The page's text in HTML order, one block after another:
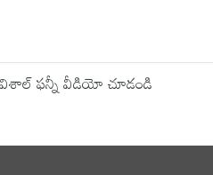
విశాల్ ఫన్నీ వీడియో చూడండి